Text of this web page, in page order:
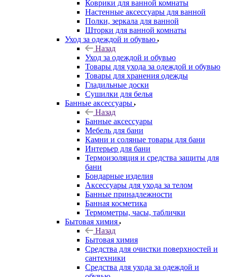
Коврики для ванной комнаты
Настенные аксессуары для ванной
Полки, зеркала для ванной
Шторки для ванной комнаты
Уход за одеждой и обувью
Назад
Уход за одеждой и обувью
Товары для ухода за одеждой и обувью
Товары для хранения одежды
Гладильные доски
Сушилки для белья
Банные аксессуары
Назад
Банные аксессуары
Мебель для бани
Камни и соляные товары для бани
Интерьер для бани
Термоизоляция и средства защиты для
бани
Бондарные изделия
Аксеcсуары для ухода за телом
Банные принадлежности
Банная косметика
Термометры, часы, таблички
Бытовая химия
Назад
Бытовая химия
Средства для очистки поверхностей и
сантехники
Средства для ухода за одеждой и